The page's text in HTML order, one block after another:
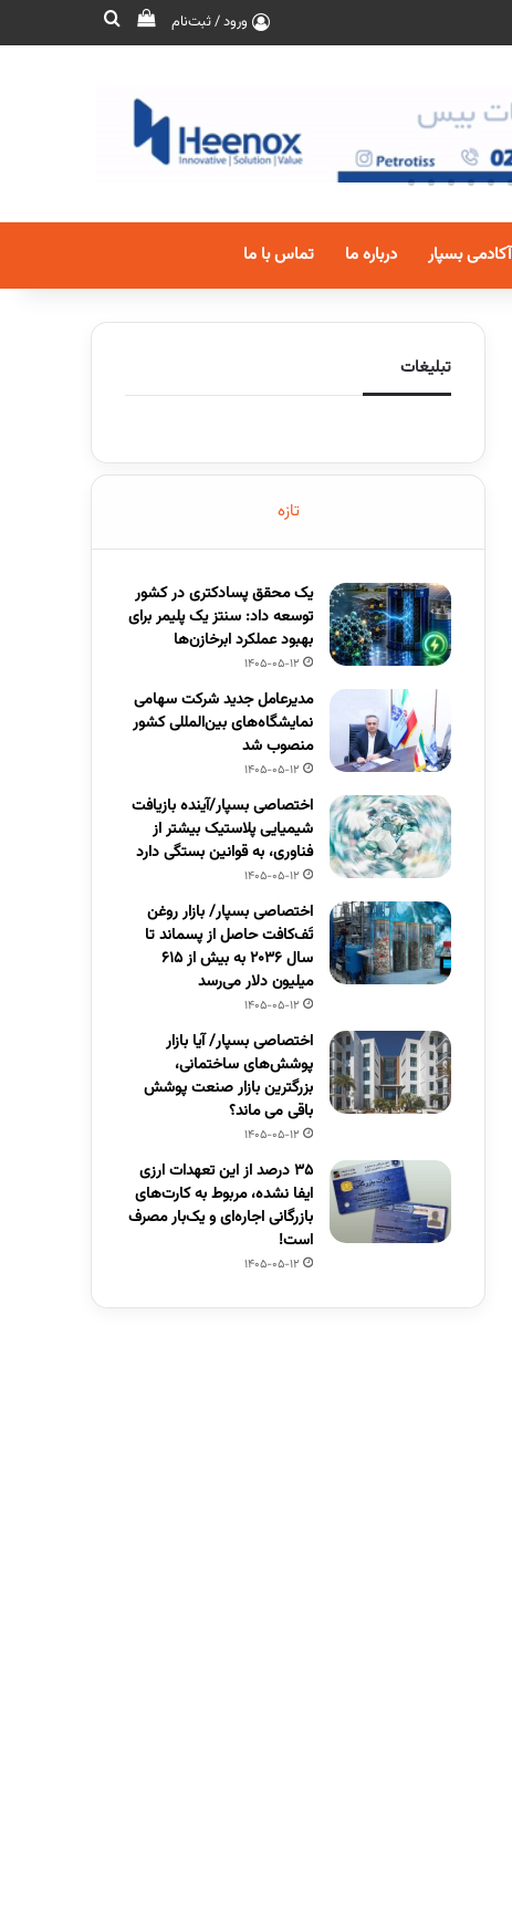
ورود / ثبت‌نام
آکادمی بسپار درباره ما تماس با ما
تبلیغات
تازه
یک محقق پسادکتری در کشور
توسعه داد: سنتز یک پلیمر برای
بهبود عملکرد ابرخازن‌ها
1405-05-12
مدیرعامل جدید شرکت سهامی
نمایشگاه‌های بین‌المللی کشور
منصوب شد
1405-05-12
اختصاصی بسپار/آینده بازیافت
شیمیایی پلاستیک بیشتر از
فناوری، به قوانین بستگی دارد
1405-05-12
اختصاصی بسپار/ بازار روغن
تَف‌کافت حاصل از پسماند تا
سال ۲۰۳۶ به بیش از ۶۱۵
میلیون دلار می‌رسد
1405-05-12
اختصاصی بسپار/ آیا بازار
پوشش‌های ساختمانی،
بزرگترین بازار صنعت پوشش
باقی می ماند؟
1405-05-12
۳۵ درصد از این تعهدات ارزی
ایفا نشده، مربوط به کارت‌های
بازرگانی اجاره‌ای و یک‌بار مصرف
است!
1405-05-12